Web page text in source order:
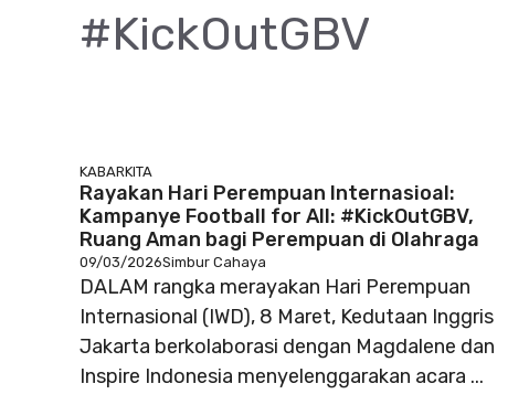
#KickOutGBV
KABARKITA
Rayakan Hari Perempuan Internasioal:
Kampanye Football for All: #KickOutGBV,
Ruang Aman bagi Perempuan di Olahraga
09/03/2026Simbur Cahaya
DALAM rangka merayakan Hari Perempuan
Internasional (IWD), 8 Maret, Kedutaan Inggris
Jakarta berkolaborasi dengan Magdalene dan
Inspire Indonesia menyelenggarakan acara ...